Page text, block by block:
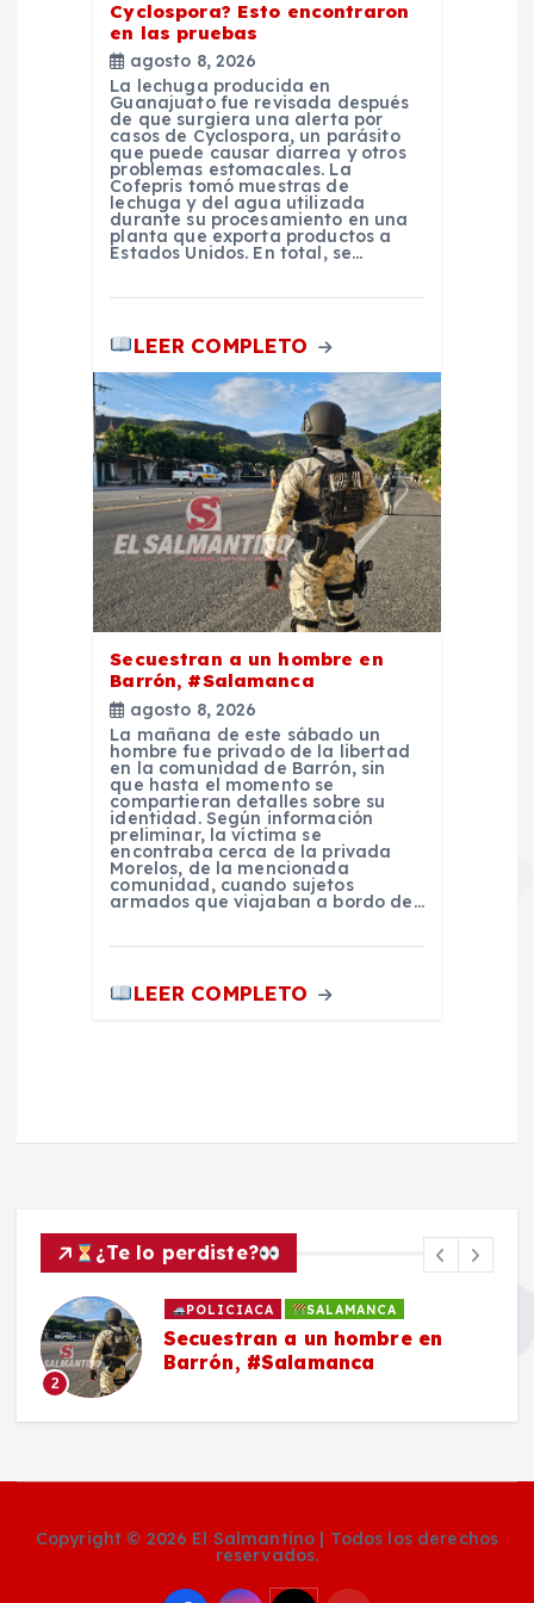
Cyclospora? Esto encontraron
en las pruebas
agosto 8, 2026
La lechuga producida en
Guanajuato fue revisada después
de que surgiera una alerta por
casos de Cyclospora, un parásito
que puede causar diarrea y otros
problemas estomacales. La
Cofepris tomó muestras de
lechuga y del agua utilizada
durante su procesamiento en una
planta que exporta productos a
Estados Unidos. En total, se…
LEER COMPLETO
Secuestran a un hombre en
Barrón, #Salamanca
agosto 8, 2026
La mañana de este sábado un
hombre fue privado de la libertad
en la comunidad de Barrón, sin
que hasta el momento se
compartieran detalles sobre su
identidad. Según información
preliminar, la víctima se
encontraba cerca de la privada
Morelos, de la mencionada
comunidad, cuando sujetos
armados que viajaban a bordo de…
LEER COMPLETO
¿Te lo perdiste?
2
POLICIACA SALAMANCA
Secuestran a un hombre en
Barrón, #Salamanca
Copyright © 2026 El Salmantino | Todos los derechos
reservados.